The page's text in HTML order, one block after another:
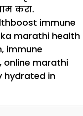
करा.
Tags
boost immune
marathi health
, immune
, online marathi
hydrated in